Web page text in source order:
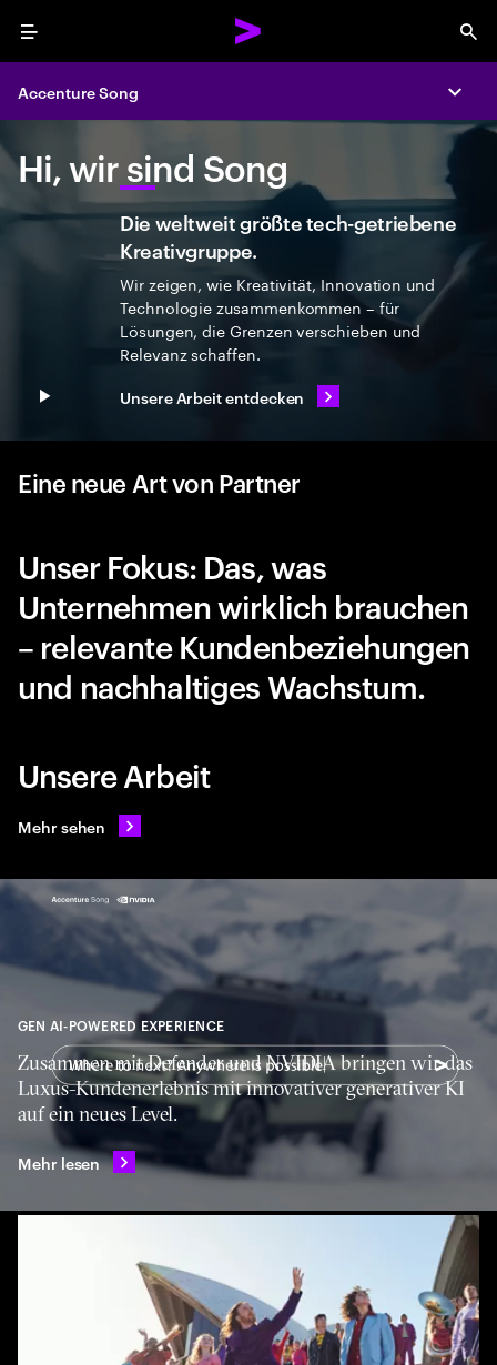
Menu
Accenture Song
Hi, wir sind Song
Play video
Die weltweit größte tech-getriebene
Kreativgruppe.
Wir zeigen, wie Kreativität, Innovation und
Technologie zusammenkommen – für
Lösungen, die Grenzen verschieben und
Relevanz schaffen.
Unsere Arbeit entdecken
Eine neue Art von Partner
Unser Fokus: Das, was
Unternehmen wirklich brauchen
– relevante Kundenbeziehungen
und nachhaltiges Wachstum.
Unsere Arbeit
Mehr sehen
GEN AI-POWERED EXPERIENCE
Zusammen mit Defender und NVIDIA bringen wir das
Luxus-Kundenerlebnis mit innovativer generativer KI
auf ein neues Level.
Mehr lesen